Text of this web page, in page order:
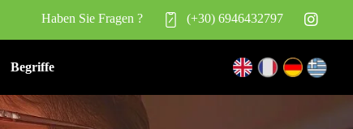
(+30) 6946432797
Haben Sie Fragen ?
Begriffe